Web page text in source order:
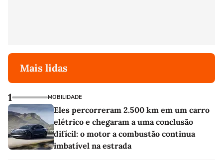
Mais lidas
1 MOBILIDADE
Eles percorreram 2.500 km em um carro
elétrico e chegaram a uma conclusão
difícil: o motor a combustão continua
imbatível na estrada